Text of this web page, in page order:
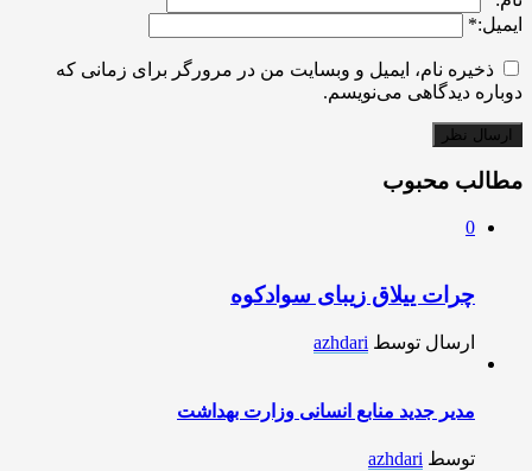
ایمیل:*
ذخیره نام، ایمیل و وبسایت من در مرورگر برای زمانی که
دوباره دیدگاهی می‌نویسم.
مطالب محبوب
0
چرات ییلاق زیبای سوادکوه
ارسال توسط azhdari
مدیر جدید منابع انسانی وزارت بهداشت
توسط azhdari